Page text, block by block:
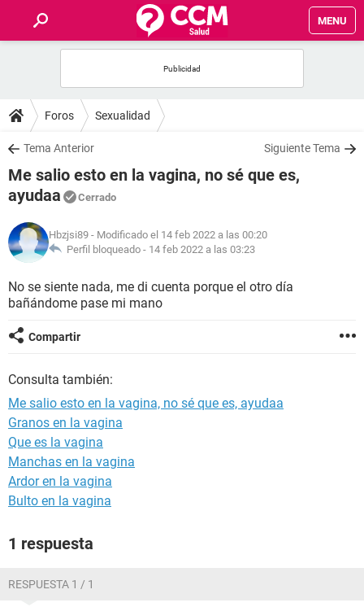
MENU
FOROS
SALUD
FAMILIA
NUTRICIÓN
SEXUALIDAD
Foros Sexualidad
Tema Anterior Siguiente Tema
Me salio esto en la vagina, no sé que es,
ayudaa
Cerrado
Hbzjsi89 - Modificado el 14 feb 2022 a las 00:20
Perfil bloqueado - 14 feb 2022 a las 03:23
No se siente nada, me di cuenta porque el otro día
bañándome pase mi mano
Compartir
Consulta también:
Me salio esto en la vagina, no sé que es, ayudaa
Granos en la vagina
Que es la vagina
Manchas en la vagina
Ardor en la vagina
Bulto en la vagina
1 respuesta
RESPUESTA 1 / 1